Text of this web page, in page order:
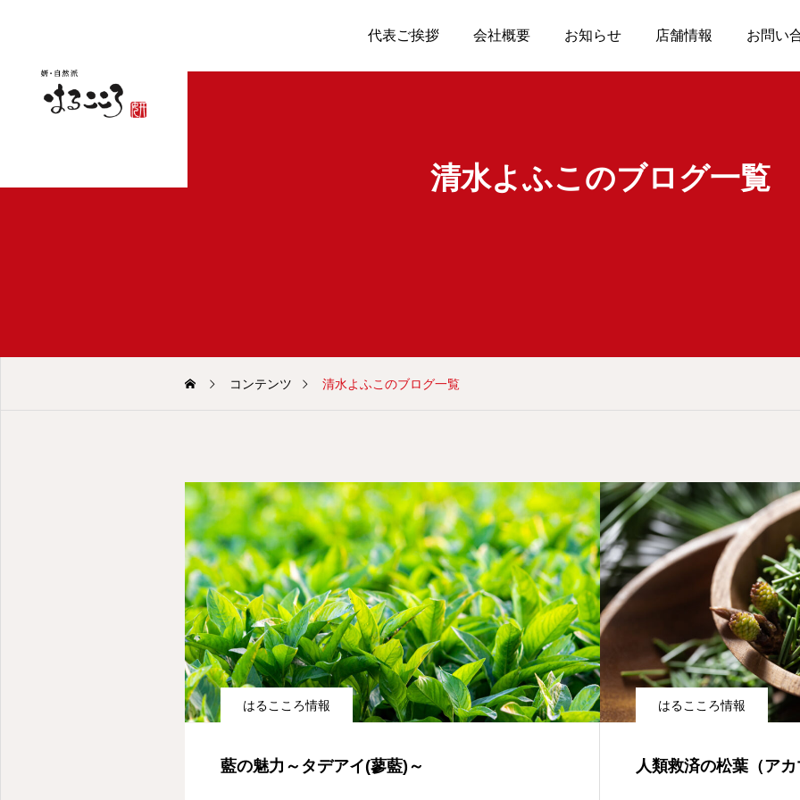
代表ご挨拶 会社概要 お知らせ 店舗情報 お問い
清水よふこのブログ一覧
コンテンツ 清水よふこのブログ一覧
はるこころ情報
藍の魅力～タデアイ(蓼藍)～
はるこころ情報
人類救済の松葉（ア